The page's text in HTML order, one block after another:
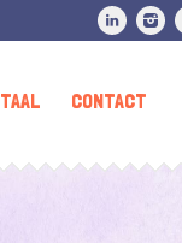
CONTACT